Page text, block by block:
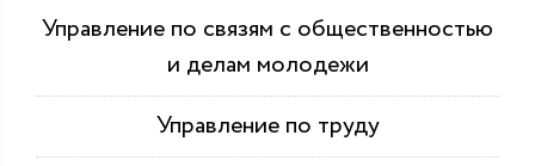
Управление по связям с общественностью
и делам молодежи
Управление по труду